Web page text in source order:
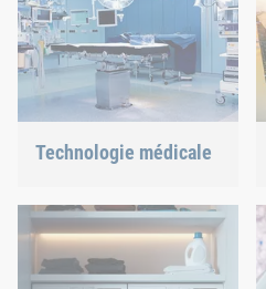
Technologie médicale
solutions d’assemblage
personnalisées pour les
technologies hautement
sensibles.